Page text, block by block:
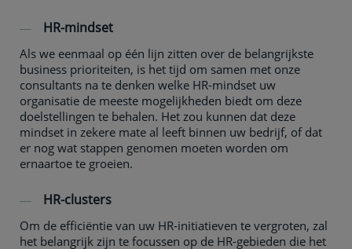
HR-mindset
Als we eenmaal op één lijn zitten over de belangrijkste
business prioriteiten, is het tijd om samen met onze
consultants na te denken welke HR-mindset uw
organisatie de meeste mogelijkheden biedt om deze
doelstellingen te behalen. Het zou kunnen dat deze
mindset in zekere mate al leeft binnen uw bedrijf, of dat
er nog wat stappen genomen moeten worden om
ernaartoe te groeien.
HR-clusters
Om de efficiëntie van uw HR-initiatieven te vergroten, zal
het belangrijk zijn te focussen op de HR-gebieden die het